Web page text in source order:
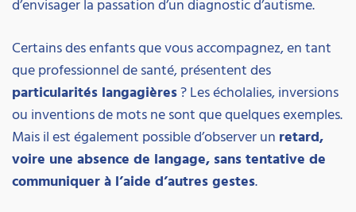
Certains des enfants que vous accompagnez, en tant
que professionnel de santé, présentent des
particularités langagières? Les écholalies, inversions
ou inventions de mots ne sont que quelques exemples.
Mais il est également possible d’observer un retard,
voire une absence de langage, sans tentative de
communiquer à l’aide d’autres gestes.